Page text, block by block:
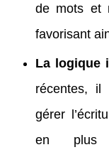
de mots et
favorisant
La logique
récentes, il
gérer
en plus